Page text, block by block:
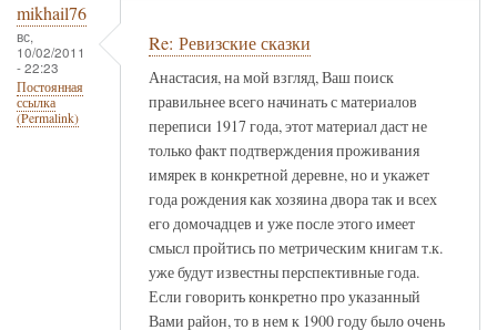
mikhail76
вс,
10/02/2011
- 22:23
Постоянная
ссылка
(Permalink)
Re: Ревизские сказки
Анастасия, на мой взгляд, Ваш поиск
правильнее всего начинать с материалов
переписи 1917 года, этот материал даст не
только факт подтверждения проживания
имярек в конкретной деревне, но и укажет
года рождения как хозяина двора так и всех
его домочадцев и уже после этого имеет
смысл пройтись по метрическим книгам т.к.
уже будут известны перспективные года.
Если говорить конкретно про указанный
Вами район, то в нем к 1900 году было очень